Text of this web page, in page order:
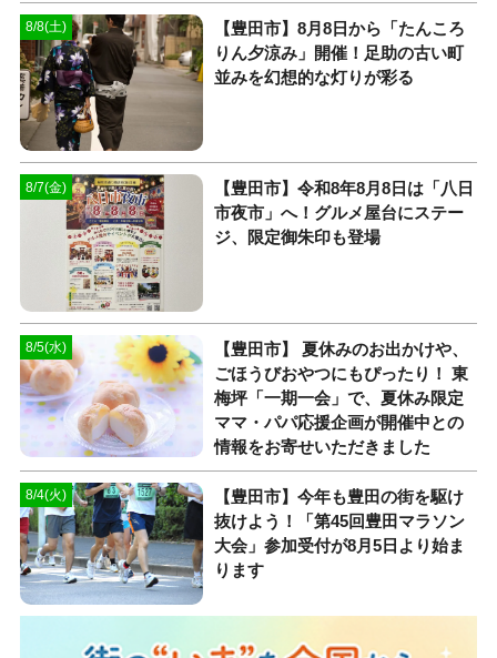
8/8(土)
【豊田市】8月8日から「たんころ
りん夕涼み」開催！足助の古い町
並みを幻想的な灯りが彩る
8/7(金)
【豊田市】令和8年8月8日は「八日
市夜市」へ！グルメ屋台にステー
ジ、限定御朱印も登場
8/5(水)
【豊田市】 夏休みのお出かけや、
ごほうびおやつにもぴったり！ 東
梅坪「一期一会」で、夏休み限定
ママ・パパ応援企画が開催中との
情報をお寄せいただきました
8/4(火)
【豊田市】今年も豊田の街を駆け
抜けよう！「第45回豊田マラソン
大会」参加受付が8月5日より始ま
ります